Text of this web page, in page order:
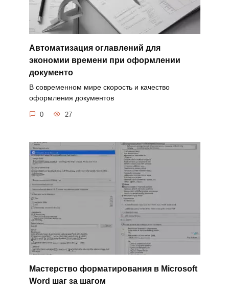
Автоматизация оглавлений для
экономии времени при оформлении
документо
В современном мире скорость и качество
оформления документов
0 27
Мастерство форматирования в Microsoft
Word шаг за шагом